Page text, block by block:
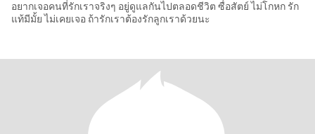
อยากเจอคนที่รักเราจริงๆ อยู่ดูแลกันไปตลอดชีวิต ซื่อสัตย์ ไม่โกหก รัก
แท้มีมั้ย ไม่เคยเจอ ถ้ารักเราต้องรักลูกเราด้วยนะ